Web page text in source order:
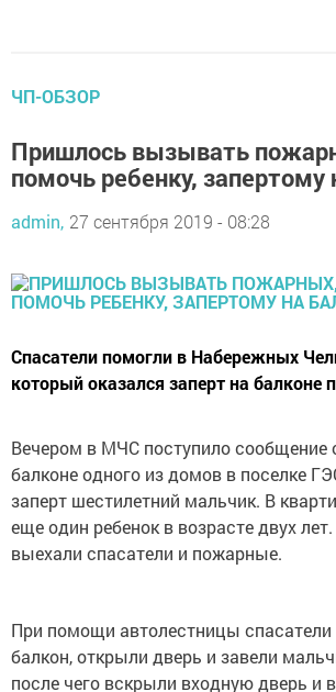
ЧП-ОБЗОР
Пришлось вызывать
помочь ребенку, запертому
admin, 27 сентября 2019 - 08:28
Спасатели помогли в Набережных
который оказался заперт на балконе
Вечером в МЧС поступило сообщение
балконе одного из домов в поселке
заперт шестилетний мальчик. В
еще один ребенок в возрасте двух
выехали спасатели и пожарные.
При помощи автолестницы спасатели
балкон, открыли дверь и завели
после чего вскрыли входную дверь и